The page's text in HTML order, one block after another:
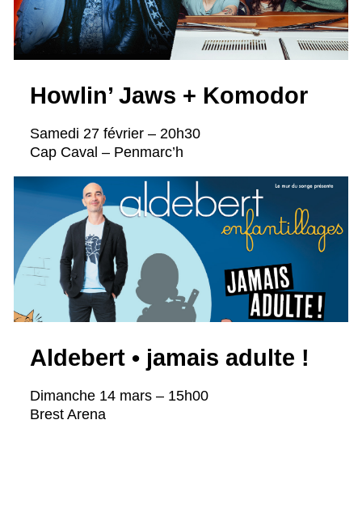
Howlin’ Jaws + Komodor
Samedi 27 février – 20h30
Cap Caval – Penmarc’h
Aldebert • jamais adulte !
Dimanche 14 mars – 15h00
Brest Arena